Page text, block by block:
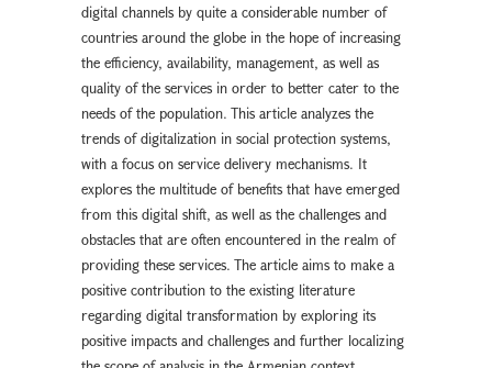
digital channels by quite a considerable number of
countries around the globe in the hope of increasing
the efficiency, availability, management, as well as
quality of the services in order to better cater to the
needs of the population. This article analyzes the
trends of digitalization in social protection systems,
with a focus on service delivery mechanisms. It
explores the multitude of benefits that have emerged
from this digital shift, as well as the challenges and
obstacles that are often encountered in the realm of
providing these services. The article aims to make a
positive contribution to the existing literature
regarding digital transformation by exploring its
positive impacts and challenges and further localizing